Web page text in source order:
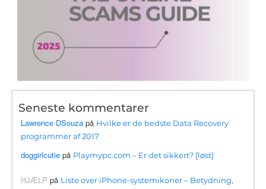
Seneste kommentarer
Lawrence DSouza på Hvilke er de bedste Data Recovery
programmer af 2017
doggirlcutie på Playmypc.com – Er det sikkert? [løst]
HJÆLP på Liste over iPhone-systemikoner – Betydning,